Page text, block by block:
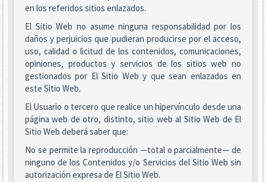
en los referidos sitios enlazados.
El Sitio Web no asume ninguna responsabilidad por los
daños y perjuicios que pudieran producirse por el acceso,
uso, calidad o licitud de los contenidos, comunicaciones,
opiniones, productos y servicios de los sitios web no
gestionados por El Sitio Web y que sean enlazados en
este Sitio Web.
El Usuario o tercero que realice un hipervínculo desde una
página web de otro, distinto, sitio web al Sitio Web de El
Sitio Web deberá saber que:
No se permite la reproducción —total o parcialmente— de
ninguno de los Contenidos y/o Servicios del Sitio Web sin
autorización expresa de El Sitio Web.